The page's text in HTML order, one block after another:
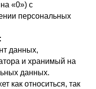
«0») с
персональных
данных,
и хранимый на
данных.
как относиться, так